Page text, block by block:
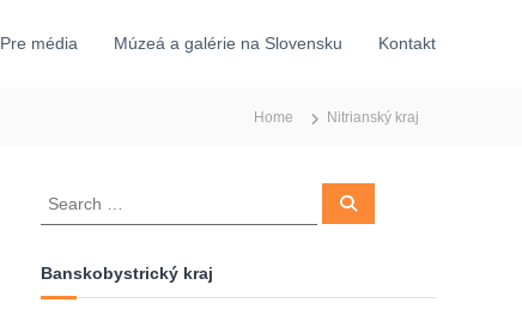
Pre média Múzeá a galérie na Slovensku Kontakt
Home Nitrianský kraj
r
c
S
Banskobystrický kraj